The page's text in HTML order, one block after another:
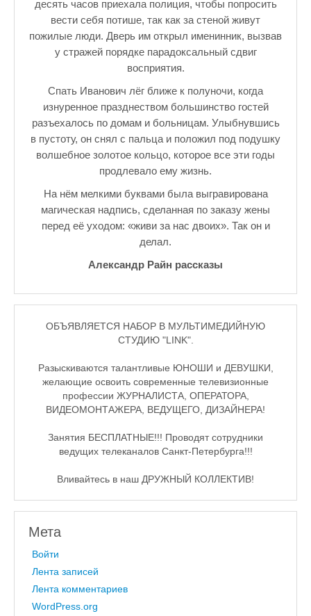
десять часов приехала полиция, чтобы попросить
вести себя потише, так как за стеной живут
пожилые люди. Дверь им открыл именинник, вызвав
у стражей порядке парадоксальный сдвиг
восприятия.
Спать Иванович лёг ближе к полуночи, когда
изнуренное празднеством большинство гостей
разъехалось по домам и больницам. Улыбнувшись
в пустоту, он снял с пальца и положил под подушку
волшебное золотое кольцо, которое все эти годы
продлевало ему жизнь.
На нём мелкими буквами была выгравирована
магическая надпись, сделанная по заказу жены
перед её уходом: «живи за нас двоих». Так он и
делал.
Александр Райн рассказы
ОБЪЯВЛЯЕТСЯ НАБОР В МУЛЬТИМЕДИЙНУЮ
СТУДИЮ "LINK".
Разыскиваются талантливые ЮНОШИ и ДЕВУШКИ,
желающие освоить современные телевизионные
профессии ЖУРНАЛИСТА, ОПЕРАТОРА,
ВИДЕОМОНТАЖЕРА, ВЕДУЩЕГО, ДИЗАЙНЕРА!
Занятия БЕСПЛАТНЫЕ!!! Проводят сотрудники
ведущих телеканалов Санкт-Петербурга!!!
Вливайтесь в наш ДРУЖНЫЙ КОЛЛЕКТИВ!
Мета
Войти
Лента записей
Лента комментариев
WordPress.org